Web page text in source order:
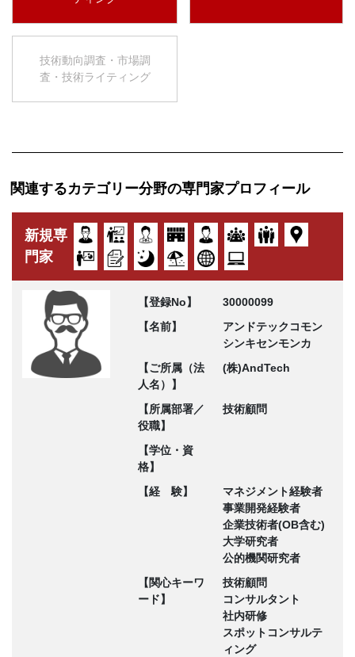
技術動向調査・市場調
査・技術ライティング
関連するカテゴリー分野の専門家プロフィール
新規専
門家
【登録No】
30000099
【名前】
アンドテックコモン
シンキセンモンカ
【ご所属（法
人名）】
(株)AndTech
【所属部署／
役職】
技術顧問
【学位・資
格】
【経 験】
マネジメント経験者
事業開発経験者
企業技術者(OB含む)
大学研究者
公的機関研究者
【関心キーワ
ード】
技術顧問
コンサルタント
社内研修
スポットコンサルテ
ィング